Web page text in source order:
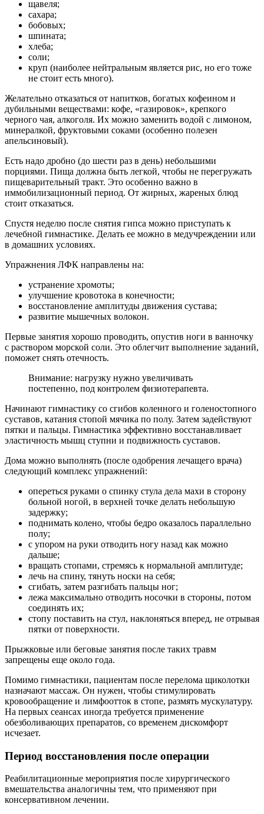
щавеля;
сахара;
бобовых;
шпината;
хлеба;
соли;
круп (наиболее нейтральным является рис, но его тоже
не стоит есть много).
Желательно отказаться от напитков, богатых кофеином и
дубильными веществами: кофе, «газировок», крепкого
черного чая, алкоголя. Их можно заменить водой с лимоном,
минералкой, фруктовыми соками (особенно полезен
апельсиновый).
Есть надо дробно (до шести раз в день) небольшими
порциями. Пища должна быть легкой, чтобы не перегружать
пищеварительный тракт. Это особенно важно в
иммобилизационный период. От жирных, жареных блюд
стоит отказаться.
Спустя неделю после снятия гипса можно приступать к
лечебной гимнастике. Делать ее можно в медучреждении или
в домашних условиях.
Упражнения ЛФК направлены на:
устранение хромоты;
улучшение кровотока в конечности;
восстановление амплитуды движения сустава;
развитие мышечных волокон.
Первые занятия хорошо проводить, опустив ноги в ванночку
с раствором морской соли. Это облегчит выполнение заданий,
поможет снять отечность.
Внимание: нагрузку нужно увеличивать
постепенно, под контролем физиотерапевта.
Начинают гимнастику со сгибов коленного и голеностопного
суставов, катания стопой мячика по полу. Затем задействуют
пятки и пальцы. Гимнастика эффективно восстанавливает
эластичность мышц ступни и подвижность суставов.
Дома можно выполнять (после одобрения лечащего врача)
следующий комплекс упражнений:
опереться руками о спинку стула дела махи в сторону
больной ногой, в верхней точке делать небольшую
задержку;
поднимать колено, чтобы бедро оказалось параллельно
полу;
с упором на руки отводить ногу назад как можно
дальше;
вращать стопами, стремясь к нормальной амплитуде;
лечь на спину, тянуть носки на себя;
сгибать, затем разгибать пальцы ног;
лежа максимально отводить носочки в стороны, потом
соединять их;
стопу поставить на стул, наклоняться вперед, не отрывая
пятки от поверхности.
Прыжковые или беговые занятия после таких травм
запрещены еще около года.
Помимо гимнастики, пациентам после перелома щиколотки
назначают массаж. Он нужен, чтобы стимулировать
кровообращение и лимфоотток в стопе, размять мускулатуру.
На первых сеансах иногда требуется применение
обезболивающих препаратов, со временем дискомфорт
исчезает.
Период восстановления после операции
Реабилитационные мероприятия после хирургического
вмешательства аналогичны тем, что применяют при
консервативном лечении.